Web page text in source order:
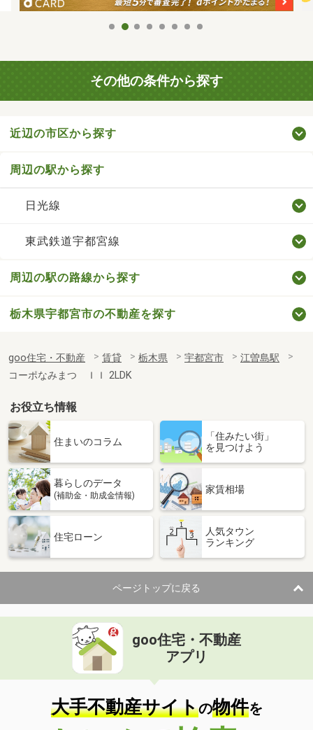
その他の条件から探す
近辺の市区から探す
周辺の駅から探す
日光線
東武鉄道宇都宮線
周辺の駅の路線から探す
栃木県宇都宮市の不動産を探す
goo住宅・不動産 賃貸 栃木県 宇都宮市
江曽島駅
コーポなみまつ ＩＩ 2LDK
お役立ち情報
住まいのコラム
「住みたい街」
を見つけよう
暮らしのデータ
(補助金・助成金情報)
家賃相場
住宅ローン
人気タウン
ランキング
ページトップに戻る
goo住宅・不動産
アプリ
大手不動産サイトの物件を